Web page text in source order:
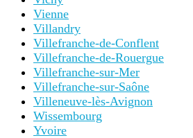
Vienne
Villandry
Villefranche-de-Conflent
Villefranche-de-Rouergue
Villefranche-sur-Mer
Villefranche-sur-Saône
Villeneuve-lès-Avignon
Wissembourg
Yvoire